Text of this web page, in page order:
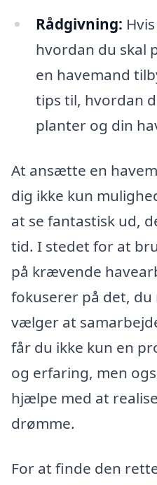
Rådgivning:
hvordan du skal
en havemand
tips til, hvordan
planter og din
At ansætte en
dig ikke kun
at se fantastisk ud,
tid. I stedet for at
på krævende
fokuserer på det,
vælger at
får du ikke kun en
og erfaring, men
hjælpe med at
drømme.
For at finde den